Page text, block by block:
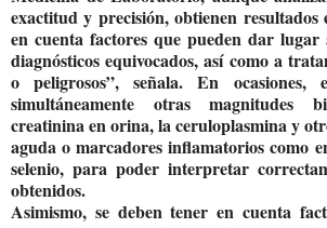
exactitud y precisión, obtienen resultados
en cuenta factores que pueden dar
diagnósticos equivocados, así como a
o peligrosos”, señala. En ocasiones,
simultáneamente otras magnitudes
creatinina en orina, la ceruloplasmina y
aguda o marcadores inflamatorios como
selenio, para poder interpretar
obtenidos.
Asimismo, se deben tener en cuenta